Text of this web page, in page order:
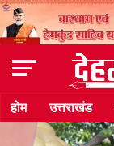
होम उत्तराखंड